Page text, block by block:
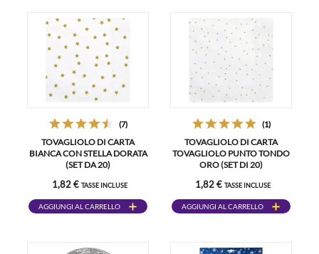
(7)
TOVAGLIOLO DI CARTA
BIANCA CON STELLA DORATA
(SET DA 20)
1,82 € TASSE INCLUSE
AGGIUNGI AL CARRELLO
(1)
TOVAGLIOLO DI CARTA
TOVAGLIOLO PUNTO TONDO
ORO (SET DI 20)
1,82 € TASSE INCLUSE
AGGIUNGI AL CARRELLO